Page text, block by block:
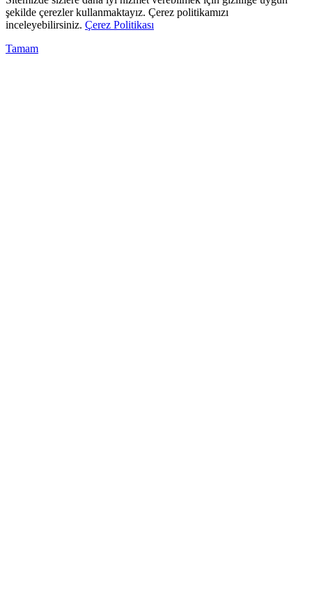
şekilde çerezler kullanmaktayız. Çerez politikamızı
inceleyebilirsiniz. Çerez Politikası
Tamam